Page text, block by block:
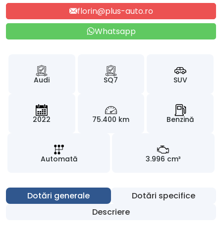
florin@plus-auto.ro
Whatsapp
Audi SQ7 SUV
2022 75.400 km Benzină
Automată 3.996 cm³
Dotări generale
Dotări specifice
Descriere